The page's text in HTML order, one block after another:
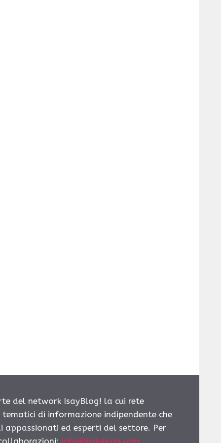
del network IsayBlog! la cui rete
di informazione indipendente che
ed esperti del settore. Per
info@isayblog.com